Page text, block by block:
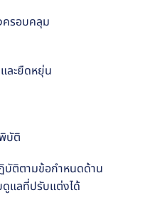
ครอบคลุม
ละยืดหยุ่น
บัติ
บัติตามข้อกำหนดด้าน
ดูแลที่ปรับแต่งได้